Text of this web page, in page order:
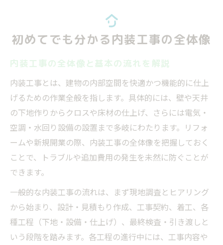
初めてでも分かる内装工事の全体像
内装工事の全体像と基本の流れを解説
内装工事とは、建物の内部空間を快適かつ機能的に仕上
げるための作業全般を指します。具体的には、壁や天井
の下地作りからクロスや床材の仕上げ、さらには電気・
空調・水回り設備の設置まで多岐にわたります。リフォ
ームや新規開業の際、内装工事の全体像を把握しておく
ことで、トラブルや追加費用の発生を未然に防ぐことが
できます。
一般的な内装工事の流れは、まず現地調査とヒアリング
から始まり、設計・見積もり作成、工事契約、着工、各
種工程（下地・設備・仕上げ）、最終検査・引き渡しと
いう段階を踏みます。各工程の進行中には、工事内容や